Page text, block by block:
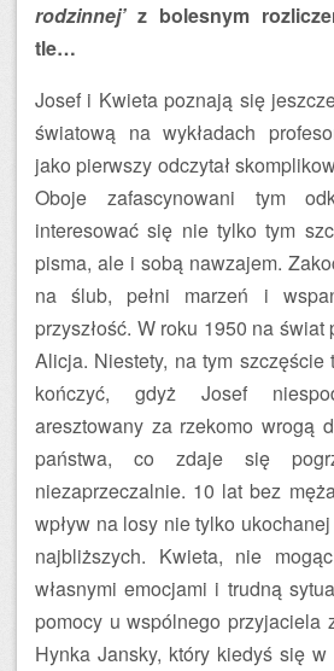
rodzinnej’z bolesnym
tle…
Josef i Kwieta poznają się
światową na wykładach
jako pierwszy odczytał
Oboje zafascynowani tym
interesować się nie tylko tym
pisma, ale i sobą nawzajem.
na ślub, pełni marzeń i
przyszłość. W roku 1950 na
Alicja. Niestety, na tym
kończyć, gdyż Josef
aresztowany za rzekomo wrogą
państwa, co zdaje się
niezaprzeczalnie. 10 lat bez
wpływ na losy nie tylko
najbliższych. Kwieta, nie
własnymi emocjami i trudną
pomocy u wspólnego przyjaciela
Hynka Jansky, który kiedyś się